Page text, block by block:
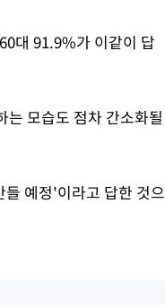
91.9%가 이같이 답
는 모습도 점차 간소화될
예정'이라고 답한 것으